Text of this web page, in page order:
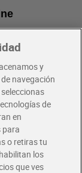
y
navegación
de
en
para
o retiras tu
los
que ves